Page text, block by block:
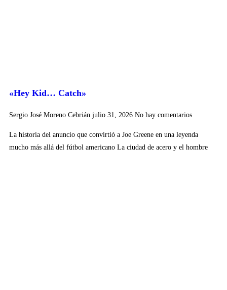
«Hey Kid… Catch»
Sergio José Moreno Cebrián julio 31, 2026 No hay comentarios
La historia del anuncio que convirtió a Joe Greene en una leyenda
mucho más allá del fútbol americano La ciudad de acero y el hombre